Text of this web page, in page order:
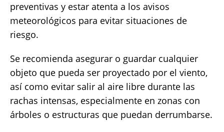
preventivas y estar atenta a los avisos
meteorológicos para evitar situaciones de
riesgo.
Se recomienda asegurar o guardar cualquier
objeto que pueda ser proyectado por el viento,
así como evitar salir al aire libre durante las
rachas intensas, especialmente en zonas con
árboles o estructuras que puedan derrumbarse.